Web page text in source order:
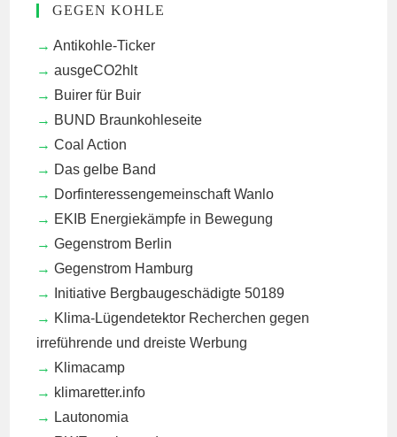
GEGEN KOHLE
Antikohle-Ticker
ausgeCO2hlt
Buirer für Buir
BUND Braunkohleseite
Coal Action
Das gelbe Band
Dorfinteressengemeinschaft Wanlo
EKIB Energiekämpfe in Bewegung
Gegenstrom Berlin
Gegenstrom Hamburg
Initiative Bergbaugeschädigte 50189
Klima-Lügendetektor Recherchen gegen
irreführende und dreiste Werbung
Klimacamp
klimaretter.info
Lautonomia